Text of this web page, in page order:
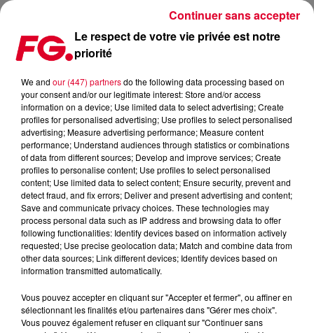
DAVID GUETTA REMIXE « SATISFACTION » DE BENNY BENASSI
Publié : 12 août 2022 à 14h03 par Sophie DIAS
David Guetta remixe « Satisfaction » de Benny Benassi
Crédit :Youtube / Benny Benassi - Satisfaction
Le respect de votre vie privée est notre
priorité
We and our (447) partnersdo the following data processing based on
your consent and/or our legitimate interest: Store and/or access
information on a device; Use limited data to select advertising; Create
profiles for personalised advertising; Use profiles to select personalised
advertising; Measure advertising performance; Measure content
performance; Understand audiences through statistics or combinations
of data from different sources; Develop and improve services; Create
profiles to personalise content; Use profiles to select personalised
content; Use limited data to select content; Ensure security, prevent and
detect fraud, and fix errors; Deliver and present advertising and content;
Save and communicate privacy choices. These technologies may
process personal data such as IP address and browsing data to offer
following functionalities: Identify devices based on information actively
requested; Use precise geolocation data; Match and combine data from
other data sources; Link different devices; Identify devices based on
information transmitted automatically.
Vous pouvez accepter en cliquant sur "Accepter et fermer", ou affiner en
sélectionnant les finalités et/ou partenaires dans "Gérer mes choix".
Vous pouvez également refuser en cliquant sur "Continuer sans
Continuer sans accepter